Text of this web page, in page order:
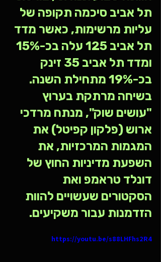
תל אביב סיכמה תקופה של
עליות מרשימות, כאשר מדד
ומדד תל אביב 35 זינק
בכ-19% מתחילת השנה.
בשיחה מרתקת בערוץ
"עושים שוק", מנתח מרדכי
ארוש (פלקון קפיטל) את
המגמות המרכזיות, את
השפעת מדיניות החוץ של
דונלד טראמפ ואת
הסקטורים שעשויים להוות
הזדמנות עבור משקיעים.
https://youtu.be/s88LHFhs2R4